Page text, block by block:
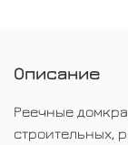
Описание
Реечные
строительных,